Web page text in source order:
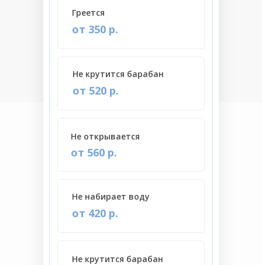
от 420 р.
Не набирает воду
от 520 р.
Не крутится барабан
Не крутится барабан
от 560 р.
Не открывается
от 350 р.
Греется